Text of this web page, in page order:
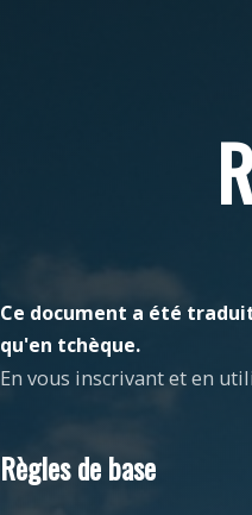
Ce document a été
qu'en tchèque.
En vous inscrivant et en
Règles de base